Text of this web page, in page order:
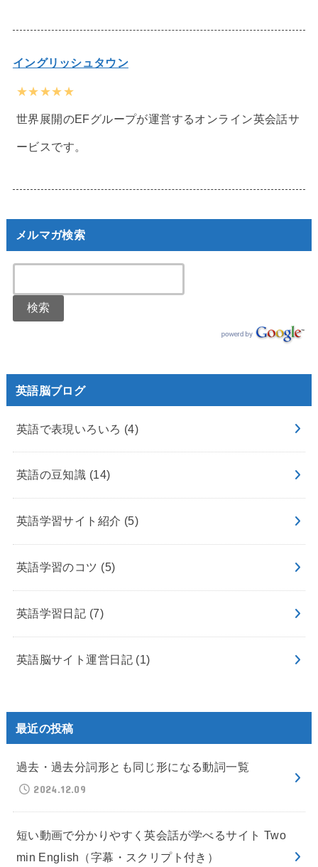
イングリッシュタウン
★★★★★
世界展開のEFグループが運営するオンライン英会話サ
ービスです。
メルマガ検索
英語脳ブログ
英語で表現いろいろ (4)
英語の豆知識 (14)
英語学習サイト紹介 (5)
英語学習のコツ (5)
英語学習日記 (7)
英語脳サイト運営日記 (1)
最近の投稿
過去・過去分詞形とも同じ形になる動詞一覧
2024.12.09
短い動画で分かりやすく英会話が学べるサイト Two
min English（字幕・スクリプト付き）